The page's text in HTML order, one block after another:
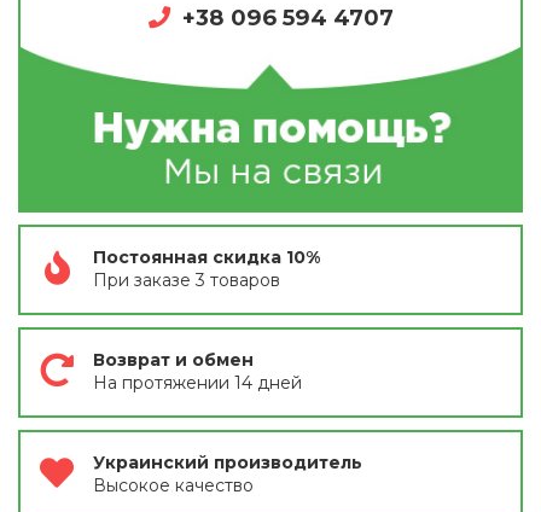
+38 096 594 4707
Постоянная скидка 10%
При заказе 3 товаров
Возврат и обмен
На протяжении 14 дней
Украинский производитель
Высокое качество